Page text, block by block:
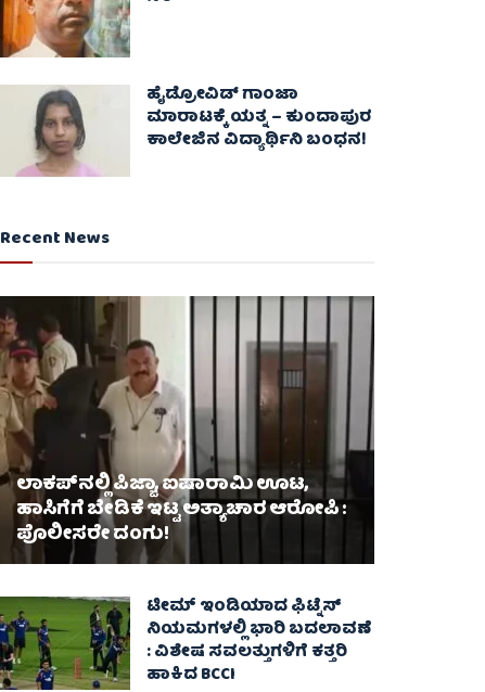
ಹೈಡ್ರೋವಿಡ್ ಗಾಂಜಾ
ಮಾರಾಟಕ್ಕೆ ಯತ್ನ – ಕುಂದಾಪುರ
ಕಾಲೇಜಿನ ವಿದ್ಯಾರ್ಥಿನಿ ಬಂಧನ!
Recent News
ಲಾಕಪ್‌ನಲ್ಲಿ ಪಿಜ್ಜಾ, ಐಷಾರಾಮಿ ಊಟ,
ಹಾಸಿಗೆಗೆ ಬೇಡಿಕೆ ಇಟ್ಟ ಅತ್ಯಾಚಾರ ಆರೋಪಿ :
ಪೊಲೀಸರೇ ದಂಗು!
ಟೀಮ್ ಇಂಡಿಯಾದ ಫಿಟ್ನೆಸ್
ನಿಯಮಗಳಲ್ಲಿ ಭಾರಿ ಬದಲಾವಣೆ
: ವಿಶೇಷ ಸವಲತ್ತುಗಳಿಗೆ ಕತ್ತರಿ
ಹಾಕಿದ BCCI